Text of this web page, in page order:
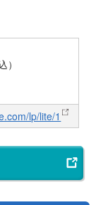
lp/lite/1